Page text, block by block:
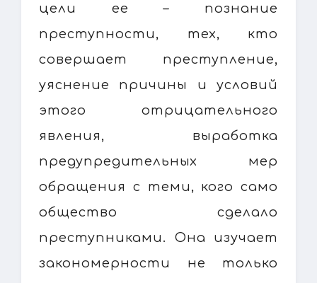
цели ее – познание
преступности, тех, кто
совершает преступление,
уяснение причины и условий
этого отрицательного
явления, выработка
предупредительных мер
обращения с теми, кого само
общество сделало
преступниками. Она изучает
закономерности не только